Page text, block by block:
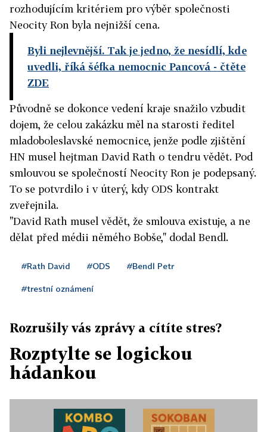
rozhodujícím kritériem pro výběr společnosti
Neocity Ron byla nejnižší cena.
Byli nejlevnější. Tak je jedno, že nesídlí, kde
uvedli, říká šéfka nemocnic Pancová - čtěte
ZDE
Původně se dokonce vedení kraje snažilo vzbudit
dojem, že celou zakázku měl na starosti ředitel
mladoboleslavské nemocnice, jenže podle zjištění
HN musel hejtman David Rath o tendru vědět. Pod
smlouvou se společností Neocity Ron je podepsaný.
To se potvrdilo i v úterý, kdy ODS kontrakt
zveřejnila.
"David Rath musel vědět, že smlouva existuje, a ne
dělat před médii němého Bobše," dodal Bendl.
#Rath David #ODS #Bendl Petr
#trestní oznámení
Rozrušily vás zprávy a cítíte stres?
Rozptylte se logickou
hádankou